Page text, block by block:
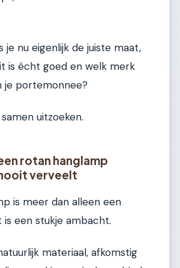
je nu eigenlijk de juiste maat,
is écht goed en welk merk
je portemonnee?
uitzoeken.
rotan hanglamp
verveelt
is meer dan alleen een
een stukje ambacht.
materiaal, afkomstig